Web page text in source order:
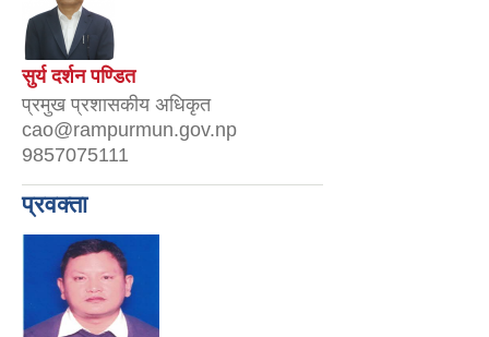
सुर्य दर्शन पण्डित
प्रमुख प्रशासकीय अधिकृत
cao@rampurmun.gov.np
9857075111
प्रवक्ता